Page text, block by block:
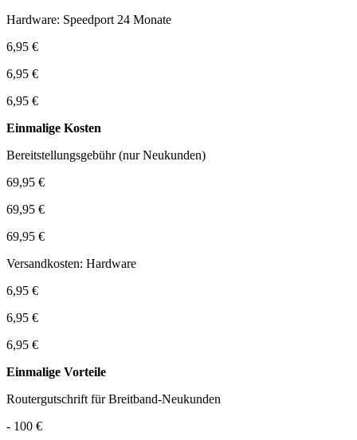
Hardware: Speedport 24 Monate
6,95 €
6,95 €
6,95 €
Einmalige Kosten
Bereitstellungsgebühr (nur Neukunden)
69,95 €
69,95 €
69,95 €
Versandkosten: Hardware
6,95 €
6,95 €
6,95 €
Einmalige Vorteile
Routergutschrift für Breitband-Neukunden
- 100 €